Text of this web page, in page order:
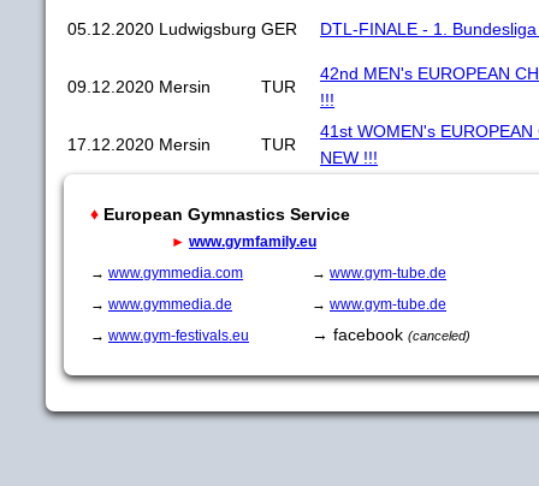
05.12.2020 Ludwigsburg GER DTL-FINALE - 1.
09.12.2020 Mersin TUR
42nd MEN's EUROPEAN
!!!
17.12.2020 Mersin TUR
41st WOMEN's
NEW !!!
♦ European Gymnastics Service
► www.gymfamily.eu
→ www.gymmedia.com → www.gym-tube.de
→ www.gymmedia.de → www.gym-tube.de
→ www.gym-festivals.eu → facebook (canceled)